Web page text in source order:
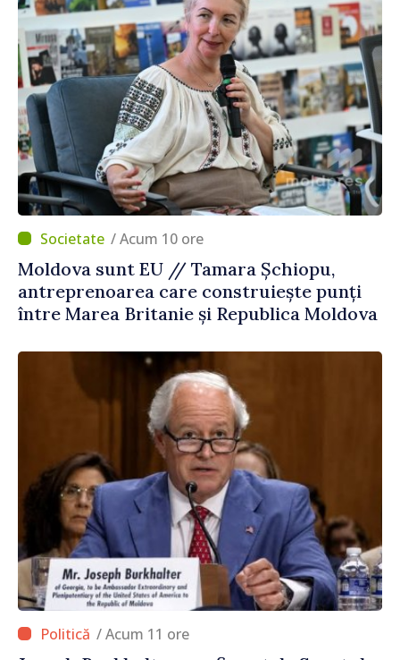
/ Acum 10 ore
Moldova sunt EU // Tamara Șchiopu,
antreprenoarea care construiește punți
între Marea Britanie și Republica Moldova
/ Acum 11 ore